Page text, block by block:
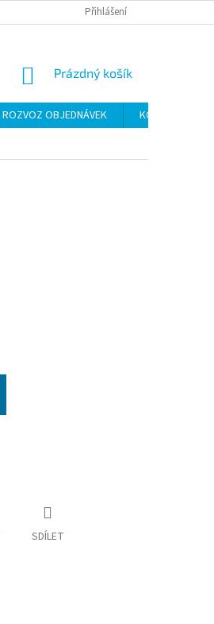
Přihlášení
NÁKUPNÍ
Prázdný košík
ROZVOZ OBJEDNÁVEK
KONTAKTY
SDÍLET